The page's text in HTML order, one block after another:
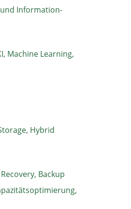
Information-
Machine Learning,
Hybrid
Backup